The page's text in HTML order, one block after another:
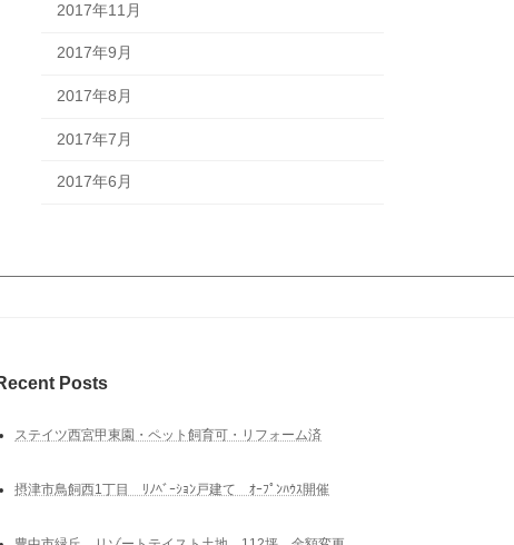
2017年11月
2017年9月
2017年8月
2017年7月
2017年6月
Posts
ステイツ西宮甲東園・ペット飼育可・リフォーム済
摂津市鳥飼西1丁目 ﾘﾉﾍﾞｰｼｮﾝ戸建て ｵｰﾌﾟﾝﾊｳｽ開催